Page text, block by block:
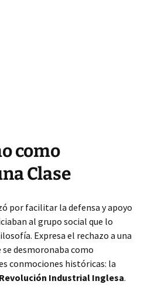
como
Clase
por facilitar la defensa y apoyo
al grupo social que lo
Expresa el rechazo a una
desmoronaba como
conmociones históricas: la
Revolución Industrial Inglesa.